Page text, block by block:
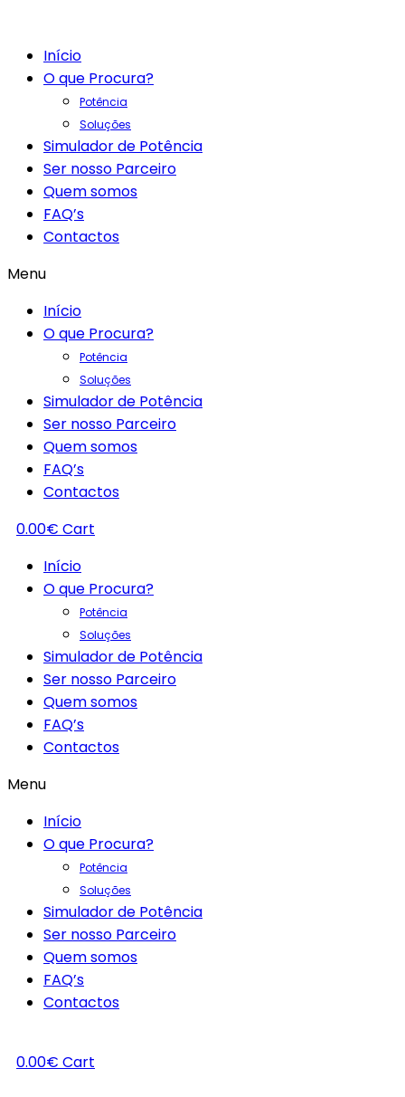
Início
O que Procura?
Potência
Soluções
Simulador de Potência
Ser nosso Parceiro
Quem somos
FAQ’s
Contactos
Menu
Início
O que Procura?
Potência
Soluções
Simulador de Potência
Ser nosso Parceiro
Quem somos
FAQ’s
Contactos
0.00€ Cart
Início
O que Procura?
Potência
Soluções
Simulador de Potência
Ser nosso Parceiro
Quem somos
FAQ’s
Contactos
Menu
Início
O que Procura?
Potência
Soluções
Simulador de Potência
Ser nosso Parceiro
Quem somos
FAQ’s
Contactos
0.00€ Cart